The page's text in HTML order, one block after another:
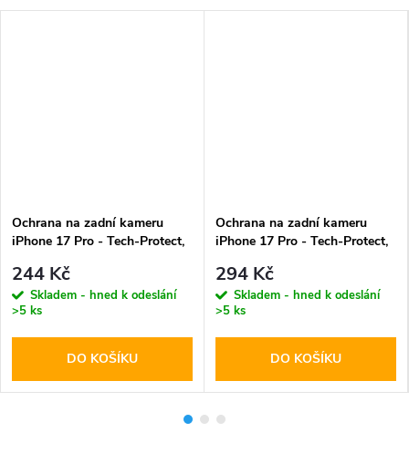
Ochrana na zadní kameru
iPhone 17 Pro - Tech-Protect,
244 Kč
Skladem - hned k odeslání
>5 ks
DO KOŠÍKU
Ochrana na zadní kameru
iPhone 17 Pro - Tech-Protect,
294 Kč
Skladem - hned k odeslání
>5 ks
DO KOŠÍKU